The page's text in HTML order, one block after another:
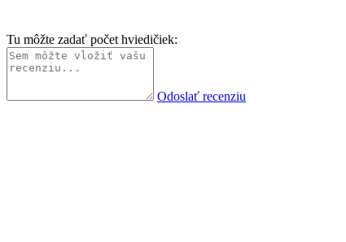
Tu môžte zadať počet hviedičiek:
Odoslať recenziu